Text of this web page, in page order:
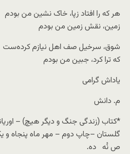
هر که را افتاد زپا، خاک نشین
زمین، نقش زمین من بودم
شوق، سرخیل صف اهل نیازم
که ترا کرد، جبین من بودم
یاداش گرامی
م. دانش
*کتاب (زندگی جنگ و دیگر هیچ) –
گلستان –چاپ دوم – مهر ماه پنجاه و
ص نُه ده.